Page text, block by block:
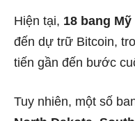
Hiện tại, 18 bang Mỹ
đến dự trữ Bitcoin,
tiến gần đến bước
Tuy nhiên, một số